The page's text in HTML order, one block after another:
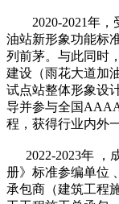
2020-2021年，
油站新形象功能标
列前茅。与此同时
建设（雨花大道加
试点站整体形象设
导并参与全国
程，获得行业内外
2022-2023年 ，
册》标准参编单位
承包商（建筑工程